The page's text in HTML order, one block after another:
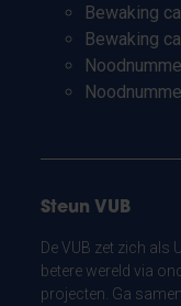
Bewaking
Bewaking
Steun VUB
De VUB zet zich als
betere wereld via
projecten. Ga